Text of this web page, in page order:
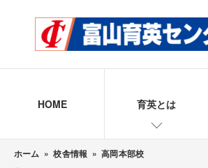
HOME 育英とは
ホーム » 校舎情報 » 高岡本部校